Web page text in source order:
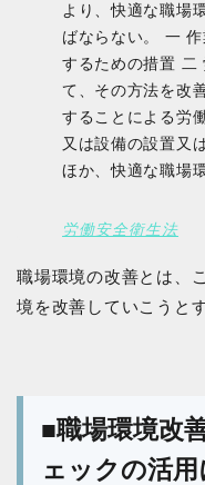
より、快適な職場
ばならない。 一
するための措置 二
て、その方法を改
することによる労
又は設備の設置又
ほか、快適な職場
労働安全衛生法
職場環境の改善とは、
境を改善していこうと
■職場環境改
ェックの活用